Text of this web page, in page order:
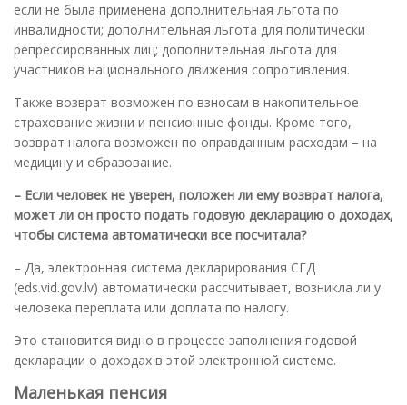
если не была применена дополнительная льгота по
инвалидности; дополнительная льгота для политически
репрессированных лиц; дополнительная льгота для
участников национального движения сопротивления.
Также возврат возможен по взносам в накопительное
страхование жизни и пенсионные фонды. Кроме того,
возврат налога возможен по оправданным расходам – на
медицину и образование.
– Если человек не уверен, положен ли ему возврат налога,
может ли он просто подать годовую декларацию о доходах,
чтобы система автоматически все посчитала?
– Да, электронная система декларирования СГД
(eds.vid.gov.lv) автоматически рассчитывает, возникла ли у
человека переплата или доплата по налогу.
Это становится видно в процессе заполнения годовой
декларации о доходах в этой электронной системе.
Маленькая пенсия